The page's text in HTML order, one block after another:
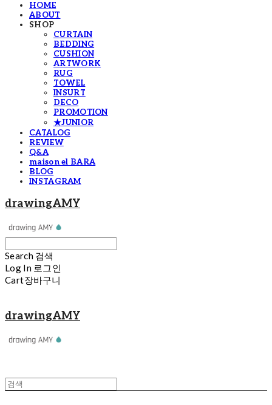
HOME
ABOUT
SHOP
CURTAIN
BEDDING
CUSHION
ARTWORK
RUG
TOWEL
INSURT
DECO
PROMOTION
★JUNIOR
CATALOG
REVIEW
Q&A
maison el BARA
BLOG
INSTAGRAM
drawingAMY
Search 검색
Log In 로그인
Cart장바구니
drawingAMY